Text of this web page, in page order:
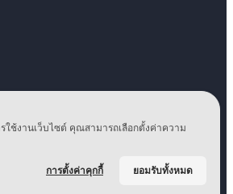
ใช้งานเว็บไซต์ คุณสามารถเลือกตั้งค่าความ
ยอมรับทั้งหมด
การตั้งค่าคุกกี้